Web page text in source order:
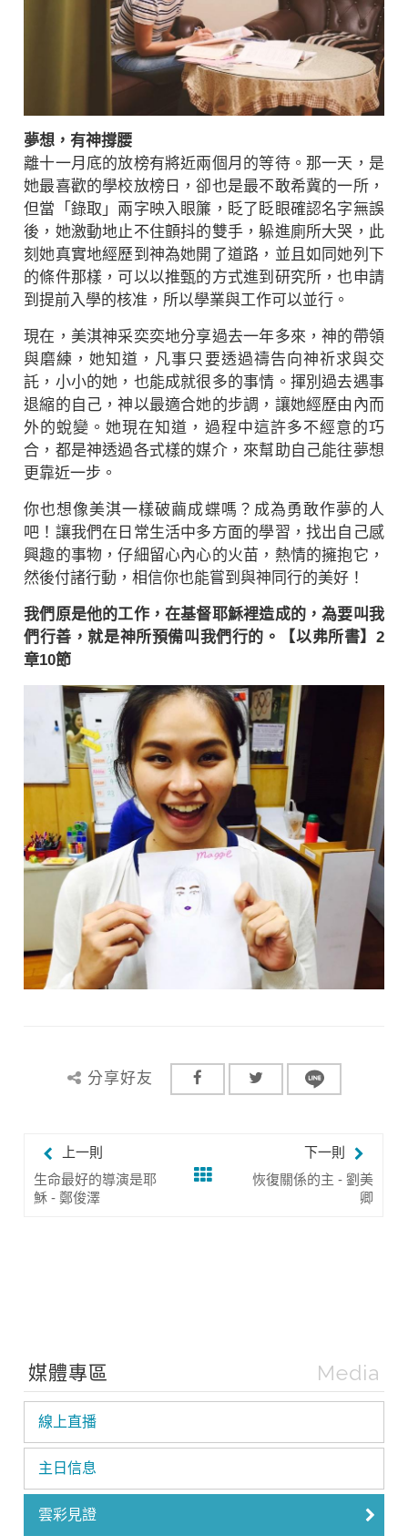
夢想，有神撐腰
離十一月底的放榜有將近兩個月的等待。那一天，是
她最喜歡的學校放榜日，卻也是最不敢希冀的一所，
但當「錄取」兩字映入眼簾，眨了眨眼確認名字無誤
後，她激動地止不住顫抖的雙手，躲進廁所大哭，此
刻她真實地經歷到神為她開了道路，並且如同她列下
的條件那樣，可以以推甄的方式進到研究所，也申請
到提前入學的核准，所以學業與工作可以並行。
現在，美淇神采奕奕地分享過去一年多來，神的帶領
與磨練，她知道，凡事只要透過禱告向神祈求與交
託，小小的她，也能成就很多的事情。揮別過去遇事
退縮的自己，神以最適合她的步調，讓她經歷由內而
外的蛻變。她現在知道，過程中這許多不經意的巧
合，都是神透過各式樣的媒介，來幫助自己能往夢想
更靠近一步。
你也想像美淇一樣破繭成蝶嗎？成為勇敢作夢的人
吧！讓我們在日常生活中多方面的學習，找出自己感
興趣的事物，仔細留心內心的火苗，熱情的擁抱它，
然後付諸行動，相信你也能嘗到與神同行的美好！
我們原是他的工作，在基督耶穌裡造成的，為要叫我
們行善，就是神所預備叫我們行的。【以弗所書】2
章10節
分享好友
上一則
生命最好的導演是耶
穌 - 鄭俊澤
下一則
恢復關係的主 - 劉美
卿
媒體專區 Media
線上直播
主日信息
雲彩見證